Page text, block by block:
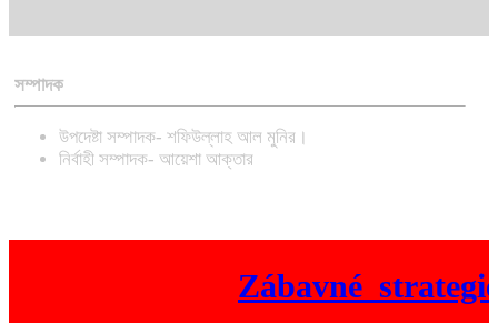
সম্পাদক
উপদেষ্টা সম্পাদক- শফিউল্লাহ আল মুনির।
নির্বাহী সম্পাদক- আয়েশা আক্তার